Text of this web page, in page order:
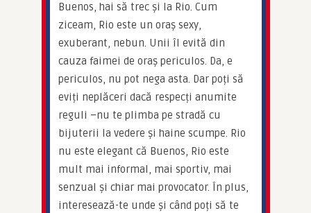
Buenos, hai să trec și la Rio. Cum
ziceam, Rio este un oraș sexy,
exuberant, nebun. Unii îl evită din
cauza faimei de oraș periculos. Da, e
periculos, nu pot nega asta. Dar poți să
eviți neplăceri dacă respecți anumite
reguli –nu te plimba pe stradă cu
bijuterii la vedere și haine scumpe. Rio
nu este elegant că Buenos, Rio este
mult mai informal, mai sportiv, mai
senzual și chiar mai provocator. În plus,
interesează-te unde și când poți să te